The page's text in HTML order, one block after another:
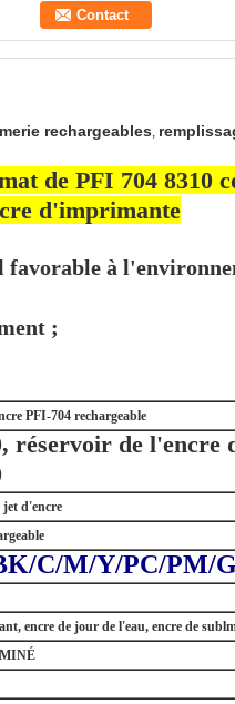
Contact
rechargeables,
de PFI 704 8310
d'imprimante
favorable à
;
PFI-704 rechargeable
réservoir de l'encre
jet d'encre
C/M/Y/PC/PM/
encre de jour de l'eau, encre de